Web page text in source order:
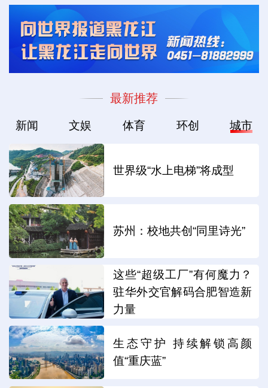
最新推荐
新闻 文娱 体育 环创 城市
世界级“水上电梯”将成型
苏州：校地共创“同里诗光”
这些“超级工厂”有何魔力？
驻华外交官解码合肥智造新
力量
生态守护 持续解锁高颜
值“重庆蓝”